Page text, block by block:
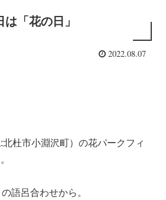
「花の日」
2022.08.07
杜市小淵沢町）の花パークフィ
語呂合わせから。